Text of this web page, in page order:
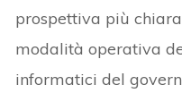
prospettiva più
modalità operativa
informatici del